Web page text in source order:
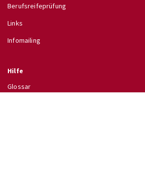
Berufsreifeprüfung
Links
Infomailing
Hilfe
Glossar